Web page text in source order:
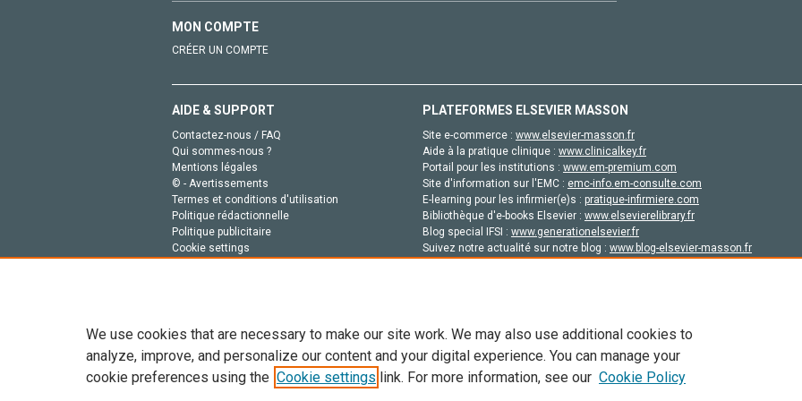
MON COMPTE
CRÉER UN COMPTE
AIDE & SUPPORT
Contactez-nous / FAQ
Qui sommes-nous ?
Mentions légales
© - Avertissements
Termes et conditions d'utilisation
Politique rédactionnelle
Politique publicitaire
Cookie settings
PLATEFORMES ELSEVIER MASSON
Site e-commerce : www.elsevier-masson.fr
Aide à la pratique clinique : www.clinicalkey.fr
Portail pour les institutions : www.em-premium.com
Site d'information sur l'EMC : emc-info.em-consulte.com
E-learning pour les infirmier(e)s : pratique-infirmiere.com
Bibliothèque d'e-books Elsevier : www.elsevierelibrary.fr
Blog special IFSI : www.generationelsevier.fr
Suivez notre actualité sur notre blog : www.blog-elsevier-masson.fr
Tout le contenu de ce site: Copyright © 2026 Elsevier, ses concédants de licence et ses contributeurs. Tout les droits sont réservés,
de données, a la formation en IA et aux technologies similaires. Pour tout contenu en libre accès, les conditions de licence
We use cookies that are necessary to make our site work. We may also use additional cookies to
analyze, improve, and personalize our content and your digital experience. You can manage your
cookie preferences using the Cookie settings link. For more information, see our Cookie Policy